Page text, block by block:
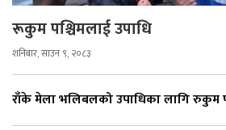
रूकुम पश्चिमलाई उपाधि
शनिबार, साउन ९, २०८३
राँके मेला भलिबलको उपाधिका लागि रुकुम